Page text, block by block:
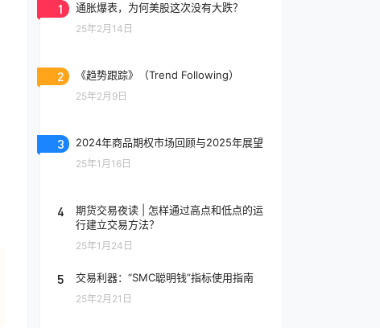
1 通胀爆表，为何美股这次没有大跌？
25年2月14日
2 《趋势跟踪》（Trend Following）
25年2月9日
3 2024年商品期权市场回顾与2025年展望
25年1月16日
4
期货交易夜读 | 怎样通过高点和低点的运
行建立交易方法？
25年1月24日
5 交易利器：“SMC聪明钱”指标使用指南
25年2月21日